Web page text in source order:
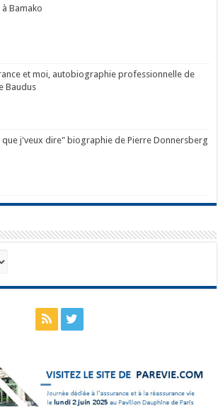
Bamako
et moi, autobiographie professionnelle de
Baudus
que j'veux dire" biographie de Pierre Donnersberg